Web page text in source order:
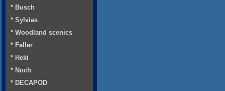
* Busch
* Sylvias
* Woodland scenics
* Faller
* Heki
* Noch
* DECAPOD